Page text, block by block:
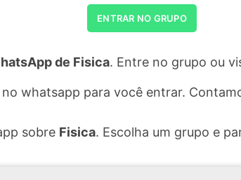
ENTRAR NO GRUPO
de Fisica. Entre no grupo ou
whatsapp para você entrar.
sobre Fisica. Escolha um grupo e